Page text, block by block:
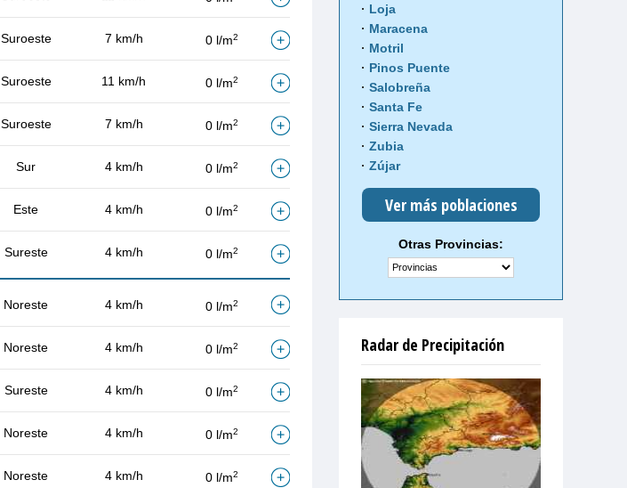
Suroeste 7 km/h 0 l/m2
Suroeste 11 km/h 0 l/m2
Suroeste 7 km/h 0 l/m2
Sur 4 km/h 0 l/m2
Este 4 km/h 0 l/m2
Sureste 4 km/h 0 l/m2
Noreste 4 km/h 0 l/m2
Noreste 4 km/h 0 l/m2
Sureste 4 km/h 0 l/m2
Noreste 4 km/h 0 l/m2
Noreste 4 km/h 0 l/m2
Loja
Maracena
Motril
Pinos Puente
Salobreña
Santa Fe
Sierra Nevada
Zubia
Zújar
Ver más poblaciones
Otras Provincias:
Radar de Precipitación